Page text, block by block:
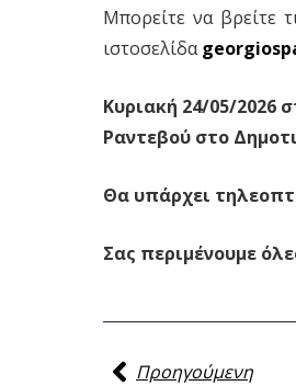
Μπορείτε να βρείτε
ιστοσελίδα
Κυριακή 24/05/2026
Ραντεβού στο
Θα υπάρχει
Σας περιμένουμε
Προηγούμενη